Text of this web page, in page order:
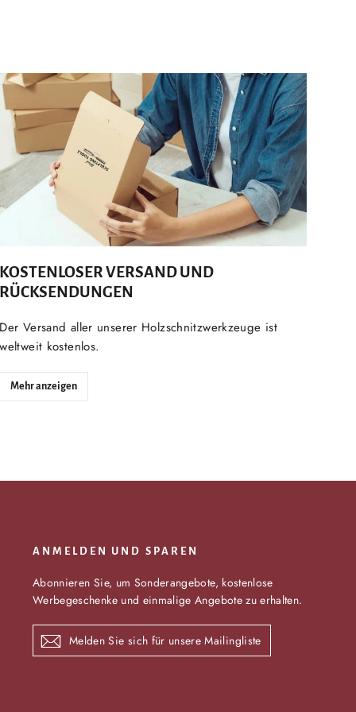
KOSTENLOSER VERSAND UND
RÜCKSENDUNGEN
Der Versand aller unserer Holzschnitzwerkzeuge ist
weltweit kostenlos.
Mehr anzeigen
ANMELDEN UND SPAREN
Abonnieren Sie, um Sonderangebote, kostenlose
Werbegeschenke und einmalige Angebote zu erhalten.
Melden
Sie
Abonnieren